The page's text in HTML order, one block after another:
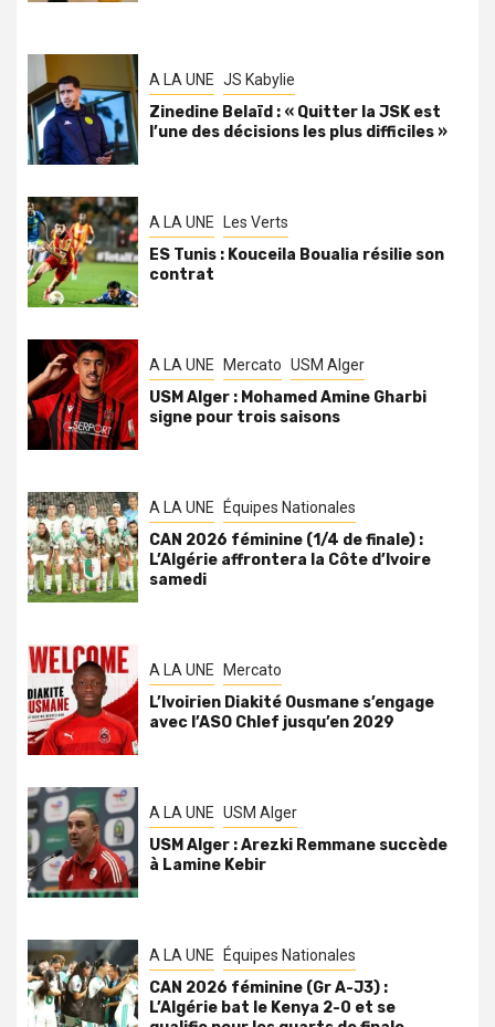
A LA UNE JS Kabylie
Zinedine Belaïd : « Quitter la JSK est
l’une des décisions les plus difficiles »
A LA UNE Les Verts
ES Tunis : Kouceila Boualia résilie son
contrat
A LA UNE Mercato USM Alger
USM Alger : Mohamed Amine Gharbi
signe pour trois saisons
A LA UNE Équipes Nationales
CAN 2026 féminine (1/4 de finale) :
L’Algérie affrontera la Côte d’Ivoire
samedi
A LA UNE Mercato
L’Ivoirien Diakité Ousmane s’engage
avec l’ASO Chlef jusqu’en 2029
A LA UNE USM Alger
USM Alger : Arezki Remmane succède
à Lamine Kebir
A LA UNE Équipes Nationales
CAN 2026 féminine (Gr A-J3) :
L’Algérie bat le Kenya 2-0 et se